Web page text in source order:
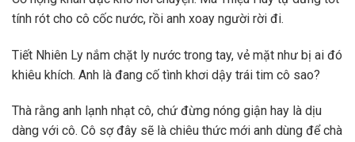
tính rót cho cô cốc nước, rồi anh xoay người rời đi.
Tiết Nhiên Ly nắm chặt ly nước trong tay, vẻ mặt như bị ai đó
khiêu khích. Anh là đang cố tình khơi dậy trái tim cô sao?
Thà rằng anh lạnh nhạt cô, chứ đừng nóng giận hay là dịu
dàng với cô. Cô sợ đây sẽ là chiêu thức mới anh dùng để chà